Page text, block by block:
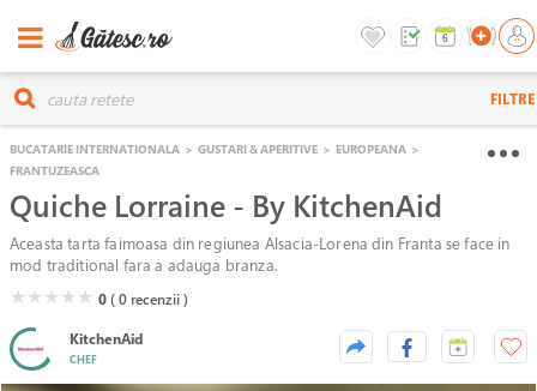
FILTRE
BUCATARIE INTERNATIONALA > GUSTARI & APERITIVE > EUROPEANA >
FRANTUZEASCA
Quiche Lorraine - By KitchenAid
Aceasta tarta faimoasa din regiunea Alsacia-Lorena din Franta se face in
mod traditional fara a adauga branza.
( )
★( )
★( )
★( )
★( )
★ 0( 0 recenzii )
KitchenAid
CHEF